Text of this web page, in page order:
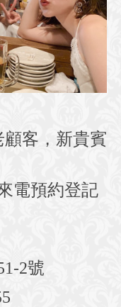
客，新貴賓
電預約登記
2號